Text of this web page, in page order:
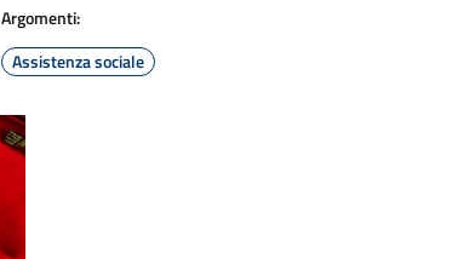
Argomenti:
Assistenza sociale